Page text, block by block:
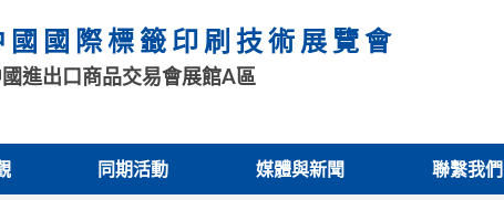
國際標籤印刷技術展覽會
進出口商品交易會展館A區
同期活動 媒體與新聞 聯繫我們